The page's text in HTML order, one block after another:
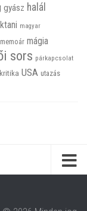
gyász halál
magyar
memoár mágia
sors párkapcsolat
USA utazás